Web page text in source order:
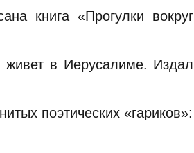
книга «Прогулки вокруг
в Иерусалиме. Издал
поэтических «гариков»: